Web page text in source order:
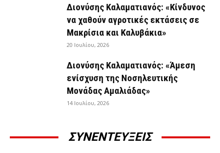
Διονύσης Καλαματιανός: «Κίνδυνος
να χαθούν αγροτικές εκτάσεις σε
Μακρίσια και Καλυβάκια»
20 Ιουλίου, 2026
Διονύσης Καλαματιανός: «Άμεση
ενίσχυση της Νοσηλευτικής
Μονάδας Αμαλιάδας»
14 Ιουλίου, 2026
ΣΥΝΕΝΤΕΥΞΕΙΣ
ΣΥΝΕΝΤΕΎΞΕΙΣ